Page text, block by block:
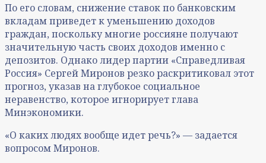
По его словам, снижение ставок по банковским
вкладам приведет к уменьшению доходов
граждан, поскольку многие россияне получают
значительную часть своих доходов именно с
депозитов. Однако лидер партии «Справедливая
Россия» Сергей Миронов резко раскритиковал этот
прогноз, указав на глубокое социальное
неравенство, которое игнорирует глава
Минэкономики.
«О каких людях вообще идет речь?» — задается
вопросом Миронов.